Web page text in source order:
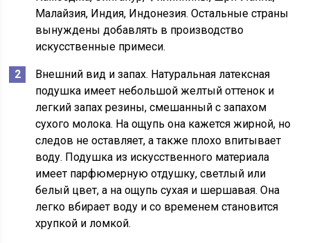
Малайзия, Индия, Индонезия. Остальные страны
вынуждены добавлять в производство
искусственные примеси.
Внешний вид и запах. Натуральная латексная
подушка имеет небольшой желтый оттенок и
легкий запах резины, смешанный с запахом
сухого молока. На ощупь она кажется жирной, но
следов не оставляет, а также плохо впитывает
воду. Подушка из искусственного материала
имеет парфюмерную отдушку, светлый или
белый цвет, а на ощупь сухая и шершавая. Она
легко вбирает воду и со временем становится
хрупкой и ломкой.